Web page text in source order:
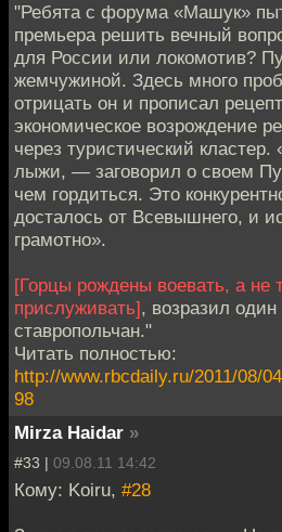
"Ребята с форума «Машук»
премьера решить вечный
для России или локомотив?
жемчужиной. Здесь много
отрицать он и прописал
экономическое возрождение
через туристический кластер.
лыжи, — заговорил о своем
чем гордиться. Это
досталось от Всевышнего, и
грамотно».
[Горцы рождены воевать, а не
прислуживать], возразил
ставропольчан."
Читать полностью:
http://www.rbcdaily.ru/2011/08/
98
Mirza Haidar »
#33 | 09.08.11 14:42
Кому: Koiru, #28